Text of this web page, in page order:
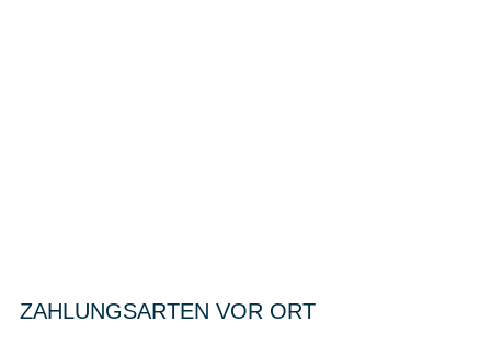
ZAHLUNGSARTEN VOR ORT